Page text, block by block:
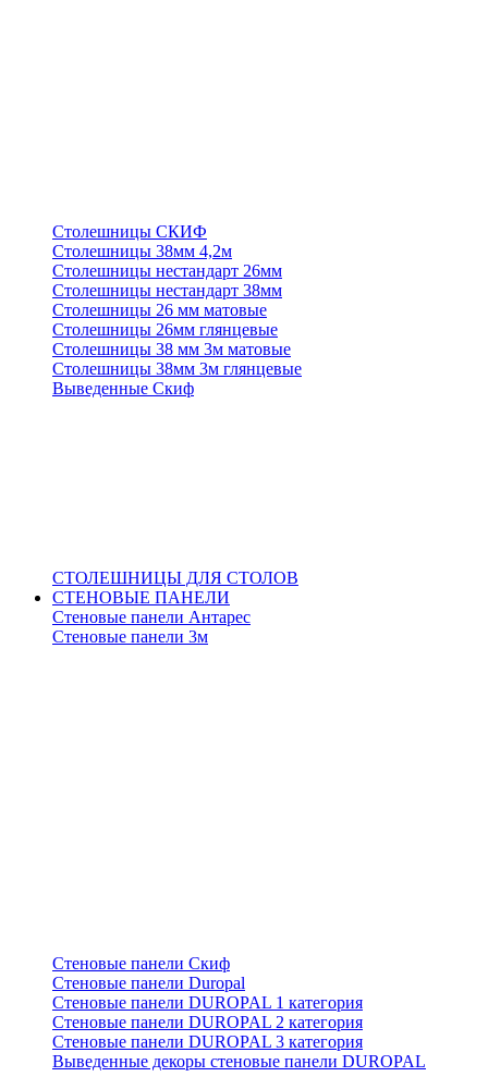
Столешницы СКИФ
Столешницы 38мм 4,2м
Столешницы нестандарт 26мм
Столешницы нестандарт 38мм
Столешницы 26 мм матовые
Столешницы 26мм глянцевые
Столешницы 38 мм 3м матовые
Столешницы 38мм 3м глянцевые
Выведенные Скиф
СТОЛЕШНИЦЫ ДЛЯ СТОЛОВ
СТЕНОВЫЕ ПАНЕЛИ
Стеновые панели Антарес
Стеновые панели 3м
Стеновые панели Скиф
Стеновые панели Duropal
Стеновые панели DUROPAL 1 категория
Стеновые панели DUROPAL 2 категория
Стеновые панели DUROPAL 3 категория
Выведенные декоры стеновые панели DUROPAL